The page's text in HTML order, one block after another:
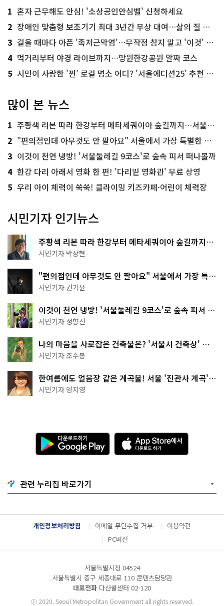
1 혼자 근무해도 안심! '소상공인안심벨' 신청하세요
2 장애인 맞춤형 보조기기 최대 3년간 무상 대여…삶의 질 높인다
3 걸을 때마다 아픈 '족저근막염'…무작정 참지 말고 '이것' 해보세요!
4 먹거리부터 야경 라이브까지…망원한강공원 알짜 코스
5 시민이 사랑한 '찐' 로컬 명소 어디? '서울에디션25' 추천 코스
많이 본 뉴스
1 주황색 리본 따라 한강부터 메타세쿼이아 숲길까지…서울둘레길 15코스
2 "편의점인데 아무것도 안 팔아요" 서울에서 가장 특별한 편의점의 정체
3 이것이 천연 냉방! '서울둘레길 9코스'로 숲속 피서 떠나볼까
4 한강 다리 아래서 영화 한 편! '다리밑 영화관' 무료 상영
5 우리 아이 체력이 쑥쑥! 클라이밍 키즈카페·어린이 체력장
시민기자 인기뉴스
주황색 리본 따라 한강부터 메타세쿼이아 숲길까지…
서울둘레길 15코스
시민기자 박상현
"편의점인데 아무것도 안 팔아요" 서울에서 가장 특별
한 편의점의 정체
시민기자 권기윤
이것이 천연 냉방! '서울둘레길 9코스'로 숲속 피서 떠
나볼까
시민기자 정향선
나의 마음을 사로잡은 건축물은? '서울시 건축상' 수
상작 공개!
시민기자 조수봉
한여름에도 얼음장 같은 계곡물! 서울 '진관사 계곡'이
천국이네~
시민기자 양지영
다
운
로
기
G
o
g
l
e
l
A
p
p
e
서
다
운
드
관련 누리집 바로가기
개인정보처리방침 이메일 무단수집 거부
이용약관
PC버전
서울특별시청 04524
서울특별시 중구 세종대로 110 콘텐츠담당관
대표전화 다산콜센터 02-120
ⓒ2020. Seoul Metropolitan Government all rights reserved.